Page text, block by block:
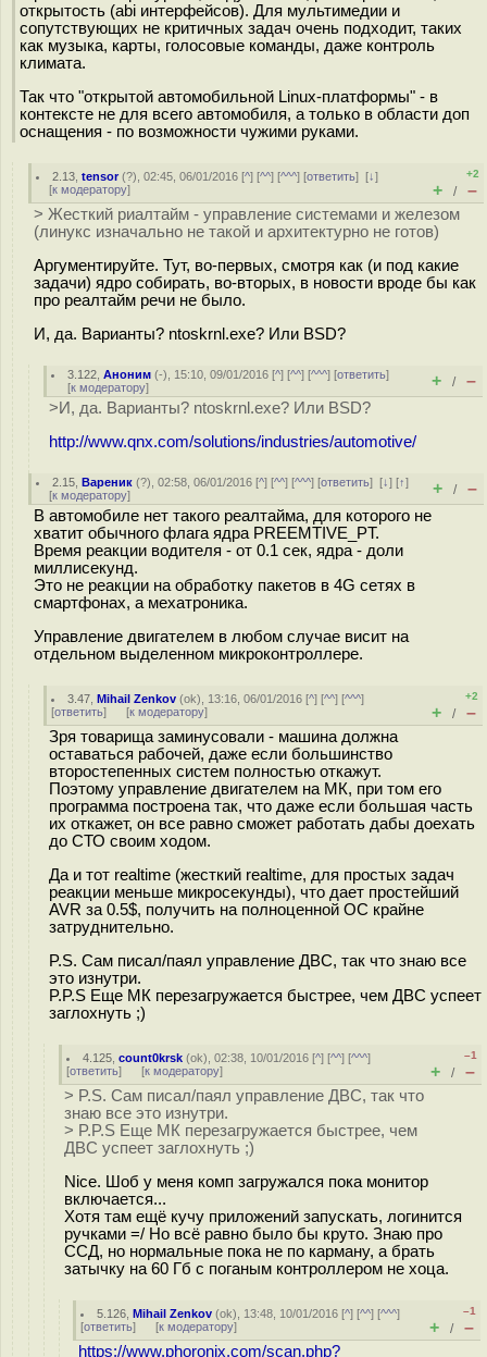
открытость (abi интерфейсов). Для мультимедии и
сопутствующих не критичных задач очень подходит, таких
как музыка, карты, голосовые команды, даже контроль
климата.
Так что "открытой автомобильной Linux-платформы" - в
контексте не для всего автомобиля, а только в области доп
оснащения - по возможности чужими руками.
2.13 ,tensor(?), 02:45, 06/01/2016 [^] [^^] [^^^] [ответить][↓]
[к модератору]
+2
+ / –
> Жесткий риалтайм - управление системами и железом
(линукс изначально не такой и архитектурно не готов)
Аргументируйте. Тут, во-первых, смотря как (и под какие
задачи) ядро собирать, во-вторых, в новости вроде бы как
про реалтайм речи не было.
И, да. Варианты? ntoskrnl.exe? Или BSD?
3.122 ,Аноним (-), 15:10, 09/01/2016 [^] [^^] [^^^] [ответить]
[к модератору] + / –
>И, да. Варианты? ntoskrnl.exe? Или BSD?
http://www.qnx.com/solutions/industries/automotive/
2.15 ,Вареник (?), 02:58, 06/01/2016 [^] [^^] [^^^] [ответить][↓] [↑]
[к модератору] + / –
В автомобиле нет такого реалтайма, для которого не
хватит обычного флага ядра PREEMTIVE_PT.
Время реакции водителя - от 0.1 сек, ядра - доли
миллисекунд.
Это не реакции на обработку пакетов в 4G сетях в
смартфонах, а мехатроника.
Управление двигателем в любом случае висит на
отдельном выделенном микроконтроллере.
3.47 ,Mihail Zenkov (ok), 13:16, 06/01/2016 [^] [^^] [^^^]
[ответить] [к модератору]
+2
+ / –
Зря товарища заминусовали - машина должна
оставаться рабочей, даже если большинство
второстепенных систем полностью откажут.
Поэтому управление двигателем на МК, при том его
программа построена так, что даже если большая часть
их откажет, он все равно сможет работать дабы доехать
до СТО своим ходом.
Да и тот realtime (жесткий realtime, для простых задач
реакции меньше микросекунды), что дает простейший
AVR за 0.5$, получить на полноценной ОС крайне
затруднительно.
P.S. Сам писал/паял управление ДВС, так что знаю все
это изнутри.
P.P.S Еще МК перезагружается быстрее, чем ДВС успеет
заглохнуть ;)
4.125 ,count0krsk (ok), 02:38, 10/01/2016 [^] [^^] [^^^]
[ответить] [к модератору]
–1
+ / –
> P.S. Сам писал/паял управление ДВС, так что
знаю все это изнутри.
> P.P.S Еще МК перезагружается быстрее, чем
ДВС успеет заглохнуть ;)
Nice. Шоб у меня комп загружался пока монитор
включается...
Хотя там ещё кучу приложений запускать, логинится
ручками =/ Но всё равно было бы круто. Знаю про
ССД, но нормальные пока не по карману, а брать
затычку на 60 Гб с поганым контроллером не хоца.
5.126 ,Mihail Zenkov (ok), 13:48, 10/01/2016 [^] [^^] [^^^]
[ответить] [к модератору]
–1
+ / –
https://www.phoronix.com/scan.php?